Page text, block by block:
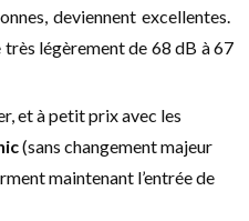
deviennent excellentes.
très légèrement de 68 dB à 67
et à petit prix avec les
(sans changement majeur
maintenant l’entrée de